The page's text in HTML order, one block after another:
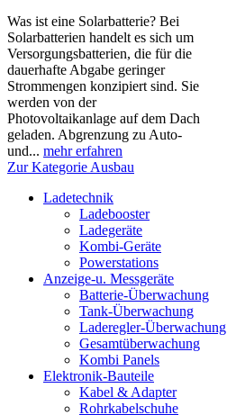
Was ist eine Solarbatterie? Bei
Solarbatterien handelt es sich um
Versorgungsbatterien, die für die
dauerhafte Abgabe geringer
Strommengen konzipiert sind. Sie
werden von der
Photovoltaikanlage auf dem Dach
geladen. Abgrenzung zu Auto-
und... mehr erfahren
Zur Kategorie Ausbau
Ladetechnik
Ladebooster
Ladegeräte
Kombi-Geräte
Powerstations
Anzeige-u. Messgeräte
Batterie-Überwachung
Tank-Überwachung
Laderegler-Überwachung
Gesamtüberwachung
Kombi Panels
Elektronik-Bauteile
Kabel & Adapter
Rohrkabelschuhe